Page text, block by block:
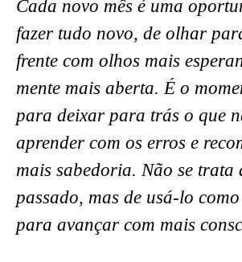
Cada novo mês é uma
fazer tudo novo, de olhar
frente com olhos mais
mente mais aberta. É o
para deixar para trás o que
aprender com os erros e
mais sabedoria. Não se trata
passado, mas de usá-lo
para avançar com mais